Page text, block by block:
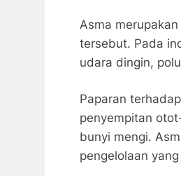
Asma
tersebut. Pada
udara dingin,
Paparan
penyempitan
bunyi mengi.
pengelolaan